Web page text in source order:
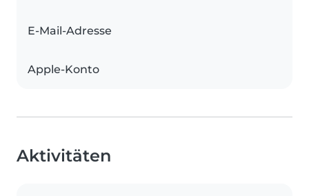
E-Mail-Adresse
Apple-Konto
Aktivitäten